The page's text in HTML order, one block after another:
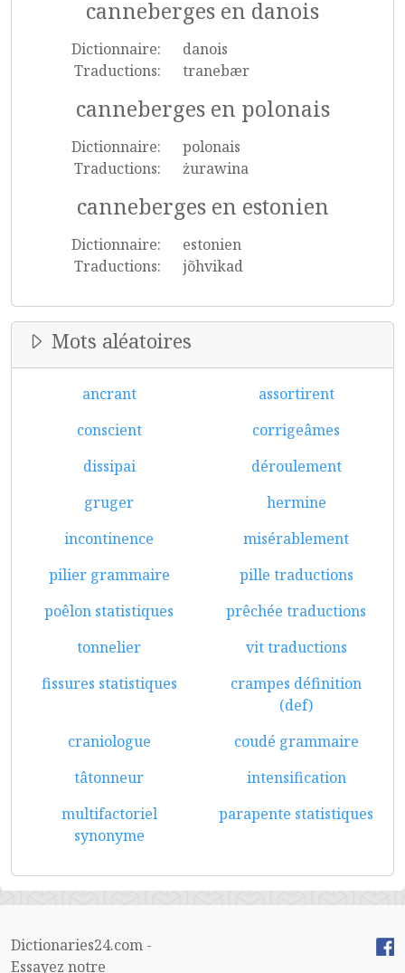
canneberges en danois
Dictionnaire:
danois
Traductions:
tranebær
canneberges en polonais
Dictionnaire:
polonais
Traductions:
żurawina
canneberges en estonien
Dictionnaire:
estonien
Traductions:
jõhvikad
Mots aléatoires
ancrant
assortirent
conscient
corrigeâmes
dissipai
déroulement
gruger
hermine
incontinence
misérablement
pilier grammaire
pille traductions
poêlon statistiques
prêchée traductions
tonnelier
vit traductions
fissures statistiques
crampes définition
(def)
craniologue
coudé grammaire
tâtonneur
intensification
multifactoriel
synonyme
parapente statistiques
Dictionaries24.com -
Essayez notre